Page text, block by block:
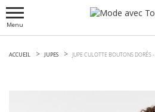
Menu
ACCUEIL JUPES JUPE CULOTTE BOUTONS DORÉS -